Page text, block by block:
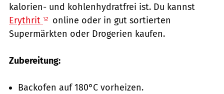
kalorien- und kohlenhydratfrei ist. Du kannst
Erythrit
online oder in gut sortierten
Supermärkten oder Drogerien kaufen.
Zubereitung:
Backofen auf 180°C vorheizen.